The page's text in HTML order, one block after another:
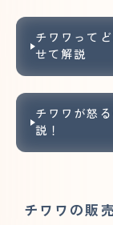
チワワって
せて解説
チワワが怒
説！
チワワの販